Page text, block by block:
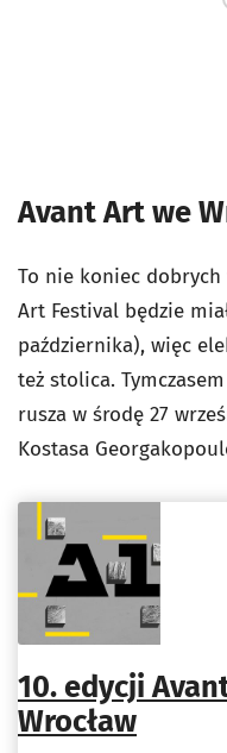
Avant Art we
To nie koniec dobrych
Art Festival będzie
października), więc
też stolica.
rusza w środę 27
Kostasa
10. edycji
Wrocław